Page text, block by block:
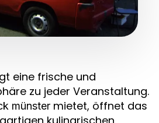
eine frische und
zu jeder Veranstaltung.
münster mietet, öffnet das